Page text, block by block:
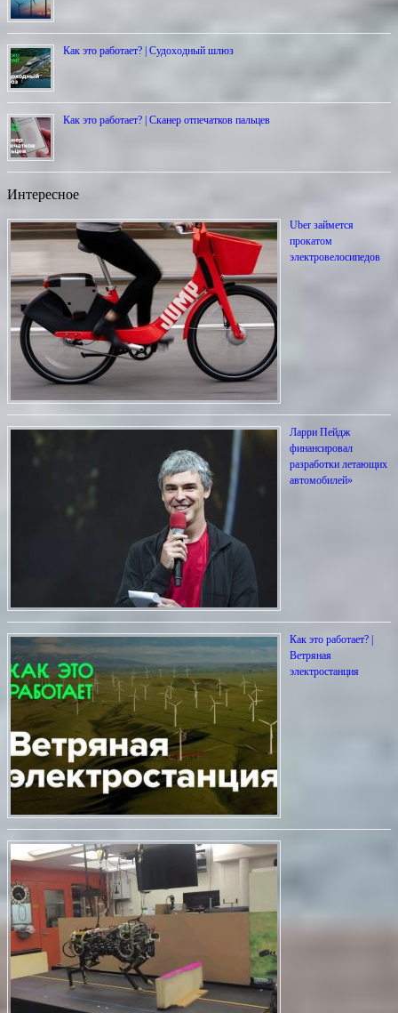
Как это работает? | Cудоходный шлюз
Как это работает? | Сканер отпечатков пальцев
Интересное
Uber займется
прокатом
электровелосипедов
Ларри Пейдж
финансировал
разработки летающих
автомобилей»
Как это работает? |
Ветряная
электростанция